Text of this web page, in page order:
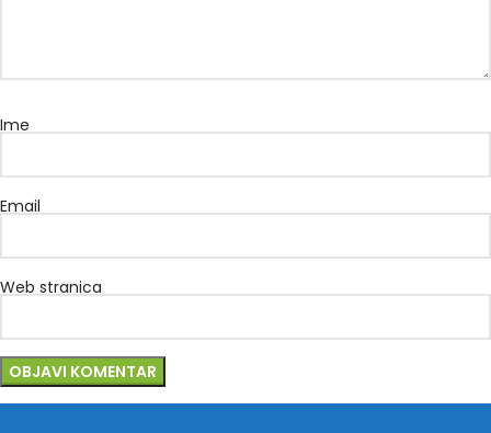
Ime
Email
Web stranica